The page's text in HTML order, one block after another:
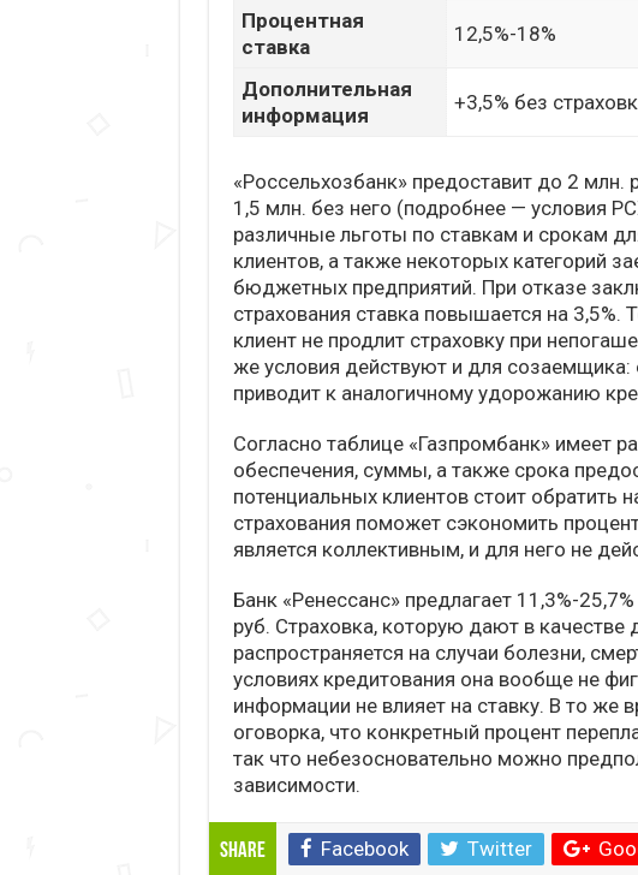
Процентная
ставка
12,5%-18%
Дополнительная
информация
+3,5% без
«Россельхозбанк» предоставит до 2 млн.
1,5 млн. без него (подробнее — условия
различные льготы по ставкам и срокам
клиентов, а также некоторых категорий
бюджетных предприятий. При отказе
страхования ставка повышается на 3,5%.
клиент не продлит страховку при
же условия действуют и для
приводит к аналогичному удорожанию
Согласно таблице «Газпромбанк» имеет
обеспечения, суммы, а также срока
потенциальных клиентов стоит обратить
страхования поможет сэкономить
является коллективным, и для него не
Банк «Ренессанс» предлагает 11,3%-
руб. Страховка, которую дают в качестве
распространяется на случаи болезни,
условиях кредитования она вообще не
информации не влияет на ставку. В то же
оговорка, что конкретный процент
так что небезосновательно можно
зависимости.
Share Facebook Twitter